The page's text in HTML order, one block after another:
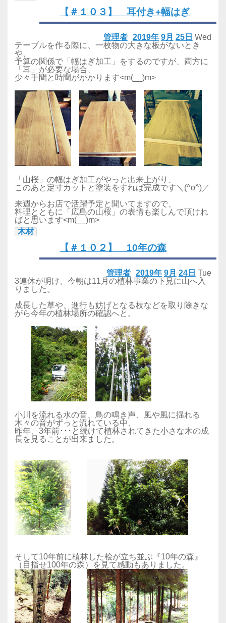
【＃１０３】 耳付き+幅はぎ
2019年 9月 25日 Wed
管理者
テーブルを作る際に、一枚物の大きな板がないとき
や、
予算の関係で「幅はぎ加工」をするのですが、両方に
「耳」が必要な場合、
少々手間と時間がかかります<m(__)m>
「山桜」の幅はぎ加工がやっと出来上がり、
このあと定寸カットと塗装をすれば完成です＼(^o^)／
来週からお店で活躍予定と聞いてますので、
料理とともに「広島の山桜」の表情も楽しんで頂けれ
ばと思います<m(__)m>
木材
【＃１０２】 10年の森
2019年 9月 24日 Tue
管理者
3連休が明け、今朝は11月の植林事業の下見に山へ入
りました。
成長した草や、進行も妨げとなる枝などを取り除きな
がら今年の植林場所の確認へと。
小川を流れる水の音、鳥の鳴き声、風や風に揺れる
木々の音がずっと流れている中、
昨年、3年前･･･と続けて植林されてきた小さな木の成
長を見ることが出来ました。
そして10年前に植林した桧が立ち並ぶ『10年の森』
（目指せ100年の森）を見て感動もありました。